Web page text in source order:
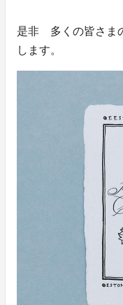
是非 多くの皆さま
します。